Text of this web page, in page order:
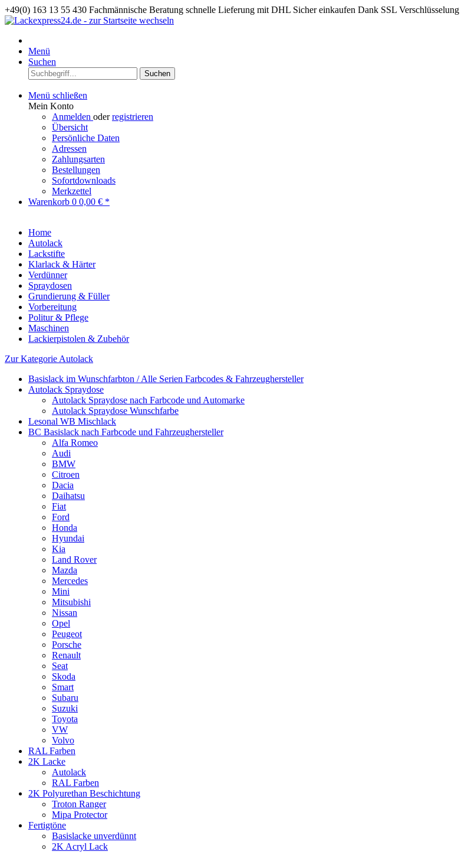
+49(0) 163 13 55 430 Fachmännische Beratung schnelle Lieferung mit DHL Sicher einkaufen Dank SSL Verschlüsselung
Menü
Suchen
Suchen
Menü schließen
Mein Konto
Anmelden oderregistrieren
Übersicht
Persönliche Daten
Adressen
Zahlungsarten
Bestellungen
Sofortdownloads
Merkzettel
Warenkorb 0 0,00 € *
Home
Autolack
Lackstifte
Klarlack & Härter
Verdünner
Spraydosen
Grundierung & Füller
Vorbereitung
Politur & Pflege
Maschinen
Lackierpistolen & Zubehör
Zur Kategorie Autolack
Basislack im Wunschfarbton / Alle Serien Farbcodes & Fahrzeughersteller
Autolack Spraydose
Autolack Spraydose nach Farbcode und Automarke
Autolack Spraydose Wunschfarbe
Lesonal WB Mischlack
BC Basislack nach Farbcode und Fahrzeughersteller
Alfa Romeo
Audi
BMW
Citroen
Dacia
Daihatsu
Fiat
Ford
Honda
Hyundai
Kia
Land Rover
Mazda
Mercedes
Mini
Mitsubishi
Nissan
Opel
Peugeot
Porsche
Renault
Seat
Skoda
Smart
Subaru
Suzuki
Toyota
VW
Volvo
RAL Farben
2K Lacke
Autolack
RAL Farben
2K Polyurethan Beschichtung
Troton Ranger
Mipa Protector
Fertigtöne
Basislacke unverdünnt
2K Acryl Lack